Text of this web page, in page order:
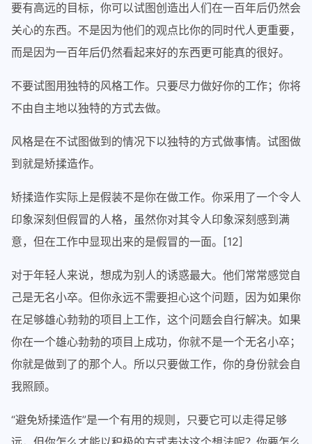
要有高远的目标，你可以试图创造出人们在一百年后仍然会
关心的东西。不是因为他们的观点比你的同时代人更重要，
而是因为一百年后仍然看起来好的东西更可能真的很好。
不要试图用独特的风格工作。只要尽力做好你的工作；你将
不由自主地以独特的方式去做。
风格是在不试图做到的情况下以独特的方式做事情。试图做
到就是矫揉造作。
矫揉造作实际上是假装不是你在做工作。你采用了一个令人
印象深刻但假冒的人格，虽然你对其令人印象深刻感到满
意，但在工作中显现出来的是假冒的一面。[12]
对于年轻人来说，想成为别人的诱惑最大。他们常常感觉自
己是无名小卒。但你永远不需要担心这个问题，因为如果你
在足够雄心勃勃的项目上工作，这个问题会自行解决。如果
你在一个雄心勃勃的项目上成功，你就不是一个无名小卒；
你就是做到了的那个人。所以只要做工作，你的身份就会自
我照顾。
“避免矫揉造作”是一个有用的规则，只要它可以走得足够